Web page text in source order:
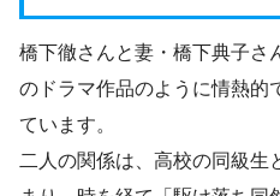
橋下徹さんと妻・橋下典子さ
のドラマ作品のように情熱的
ています。
二人の関係は、高校の同級生